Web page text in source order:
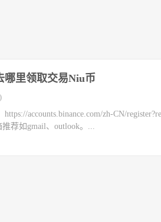
哪里领取交易Niu币
accounts.binance.com/zh-CN/
荐如gmail、outlook。...